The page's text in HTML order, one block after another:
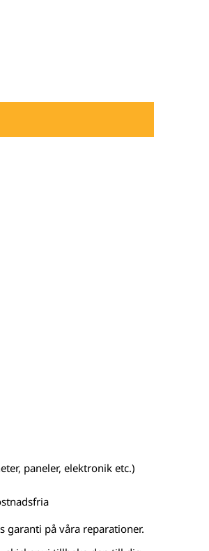
paneler, elektronik etc.)
på våra reparationer.